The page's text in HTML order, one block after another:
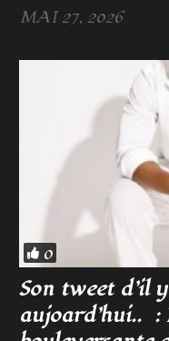
MAI 27, 2026
0
Son tweet d’il
aujoard’hui.. :